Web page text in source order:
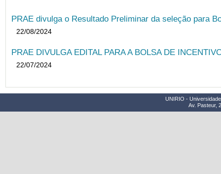
PRAE divulga o Resultado Preliminar da seleção para
22/08/2024
PRAE DIVULGA EDITAL PARA A BOLSA DE
22/07/2024
UNIRIO -
Av. Pasteur,